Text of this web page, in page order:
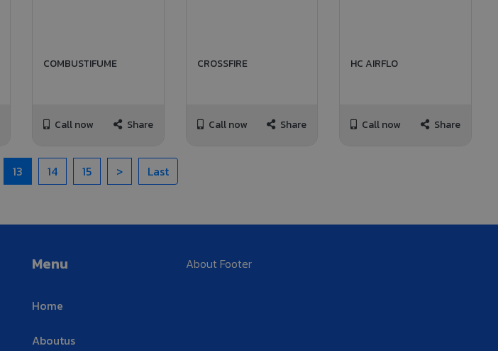
COMBUSTIFUME
Call now Share
CROSSFIRE
Call now Share
HC AIRFLO
Call now Share
13 14 15 > Last
Menu
Home
Aboutus
About Footer